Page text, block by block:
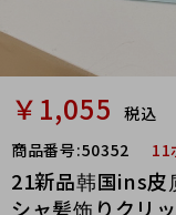
￥1,055
税込
商品番号:50352 11
21新品韩国ins皮
シャ髪饰りクリ